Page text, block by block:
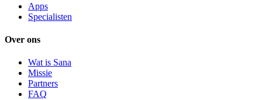
Apps
Specialisten
Over ons
Wat is Sana
Missie
Partners
FAQ